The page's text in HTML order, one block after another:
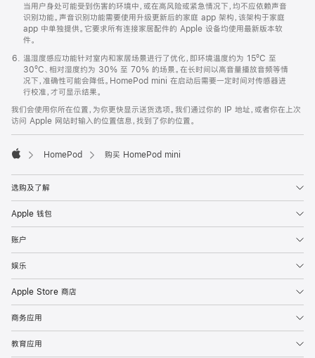
当用户身处可能受到伤害的环境中，或在高风险或紧急情况下，均不应依赖声音
识别功能。声音识别功能需要使用升级更新后的家庭 app 架构，该架构于家庭
app 中单独提供。它要求所有连接家居配件的 Apple 设备均使用最新版本软
件。
温湿度感应功能针对室内和家居场景进行了优化，即环境温度约为 15ºC 至
30ºC、相对湿度约为 30% 至 70% 的场景。在长时间以高音量播放音频等情
况下，准确性可能会降低。HomePod mini 在启动后需要一定时间对传感器进
行校准，才可显示结果。
我们会使用你所在位置，为你更快显示送货选项。我们通过你的 IP 地址，或者你在上次
访问 Apple 网站时输入的位置信息，找到了你的位置。
HomePod 购买 HomePod mini
选购及了解
Apple 钱包
账户
娱乐
Apple Store 商店
商务应用
教育应用